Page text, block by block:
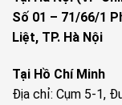
Số 01 – 71/66/1
Liệt, TP. Hà Nội
Tại Hồ Chí Minh
Địa chỉ: Cụm 5-1,